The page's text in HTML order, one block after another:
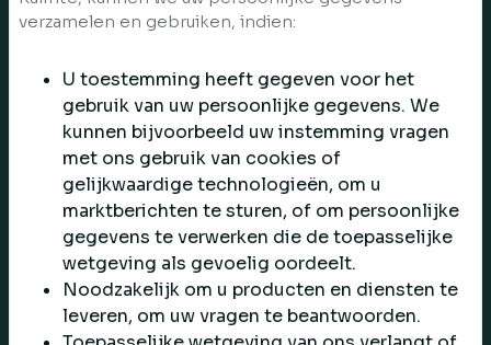
verzamelen en gebruiken, indien:
U toestemming heeft gegeven voor het
gebruik van uw persoonlijke gegevens. We
kunnen bijvoorbeeld uw instemming vragen
met ons gebruik van cookies of
gelijkwaardige technologieën, om u
marktberichten te sturen, of om persoonlijke
gegevens te verwerken die de toepasselijke
wetgeving als gevoelig oordeelt.
Noodzakelijk om u producten en diensten te
leveren, om uw vragen te beantwoorden.